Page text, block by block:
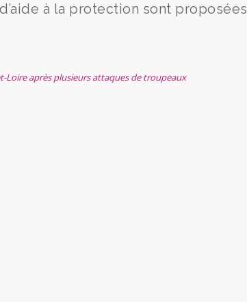
à la protection sont proposées
après plusieurs attaques de troupeaux